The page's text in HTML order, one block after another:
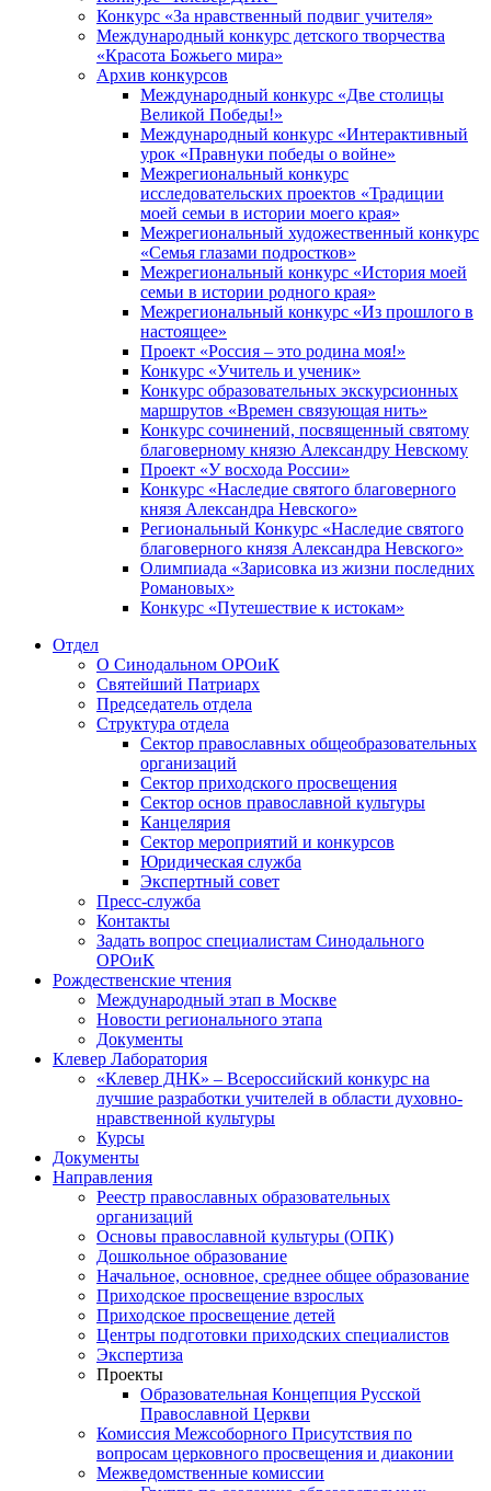
Конкурс «За нравственный подвиг учителя»
Международный конкурс детского творчества
«Красота Божьего мира»
Архив конкурсов
Международный конкурс «Две столицы
Великой Победы!»
Международный конкурс «Интерактивный
урок «Правнуки победы о войне»
Межрегиональный конкурс
исследовательских проектов «Традиции
моей семьи в истории моего края»
Межрегиональный художественный конкурс
«Семья глазами подростков»
Межрегиональный конкурс «История моей
семьи в истории родного края»
Межрегиональный конкурс «Из прошлого в
настоящее»
Проект «Россия – это родина моя!»
Конкурс «Учитель и ученик»
Конкурс образовательных экскурсионных
маршрутов «Времен связующая нить»
Конкурс сочинений, посвященный святому
благоверному князю Александру Невскому
Проект «У восхода России»
Конкурс «Наследие святого благоверного
князя Александра Невского»
Региональный Конкурс «Наследие святого
благоверного князя Александра Невского»
Олимпиада «Зарисовка из жизни последних
Романовых»
Конкурс «Путешествие к истокам»
Отдел
О Синодальном ОРОиК
Святейший Патриарх
Председатель отдела
Структура отдела
Сектор православных общеобразовательных
организаций
Сектор приходского просвещения
Сектор основ православной культуры
Канцелярия
Сектор мероприятий и конкурсов
Юридическая служба
Экспертный совет
Пресс-служба
Контакты
Задать вопрос специалистам Синодального
ОРОиК
Рождественские чтения
Международный этап в Москве
Новости регионального этапа
Документы
Клевер Лаборатория
«Клевер ДНК» – Всероссийский конкурс на
лучшие разработки учителей в области духовно-
нравственной культуры
Курсы
Документы
Направления
Реестр православных образовательных
организаций
Основы православной культуры (ОПК)
Дошкольное образование
Начальное, основное, среднее общее образование
Приходское просвещение взрослых
Приходское просвещение детей
Центры подготовки приходских специалистов
Экспертиза
Проекты
Образовательная Концепция Русской
Православной Церкви
Комиссия Межсоборного Присутствия по
вопросам церковного просвещения и диаконии
Межведомственные комиссии